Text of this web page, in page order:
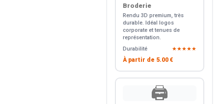
Broderie
Rendu 3D premium, très
durable. Idéal logos
corporate et tenues de
représentation.
Durabilité
★★★★★
À partir de 5.00 €
🖨️